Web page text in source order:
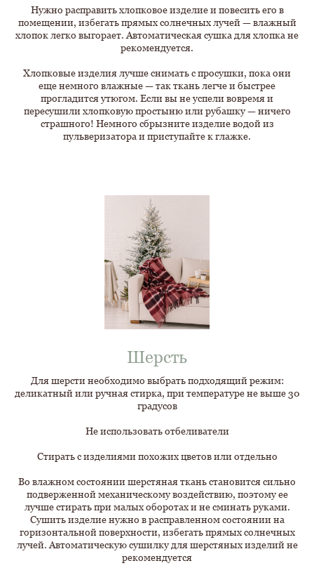
Нужно расправить хлопковое изделие и повесить его в
помещении, избегать прямых солнечных лучей — влажный
хлопок легко выгорает. Автоматическая сушка для хлопка не
рекомендуется.
Хлопковые изделия лучше снимать с просушки, пока они
еще немного влажные — так ткань легче и быстрее
прогладится утюгом. Если вы не успели вовремя и
пересушили хлопковую простыню или рубашку — ничего
страшного! Немного сбрызните изделие водой из
пульверизатора и приступайте к глажке.
Шерсть
Для шерсти необходимо выбрать подходящий режим:
деликатный или ручная стирка, при температуре не выше 30
градусов
Не использовать отбеливатели
Стирать с изделиями похожих цветов или отдельно
Во влажном состоянии шерстяная ткань становится сильно
подверженной механическому воздействию, поэтому ее
лучше стирать при малых оборотах и не сминать руками.
Сушить изделие нужно в расправленном состоянии на
горизонтальной поверхности, избегать прямых солнечных
лучей. Автоматическую сушилку для шерстяных изделий не
рекомендуется